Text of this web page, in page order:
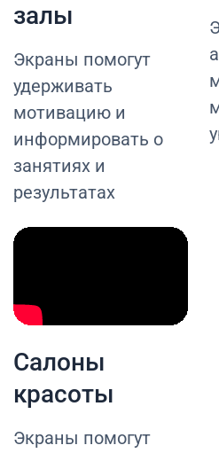
залы
Экраны помогут
удерживать
мотивацию и
информировать о
занятиях и
результатах
Салоны
красоты
Экраны помогут